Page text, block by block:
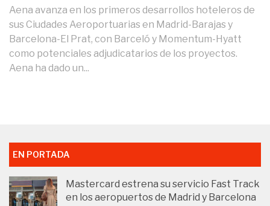
Aena avanza en los primeros desarrollos hoteleros de
sus Ciudades Aeroportuarias en Madrid-Barajas y
Barcelona-El Prat, con Barceló y Momentum-Hyatt
como potenciales adjudicatarios de los proyectos.
Aena ha dado un...
EN PORTADA
Mastercard estrena su servicio Fast Track
en los aeropuertos de Madrid y Barcelona